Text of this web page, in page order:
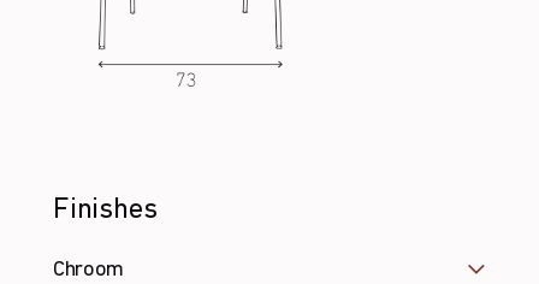
Finishes
Chroom